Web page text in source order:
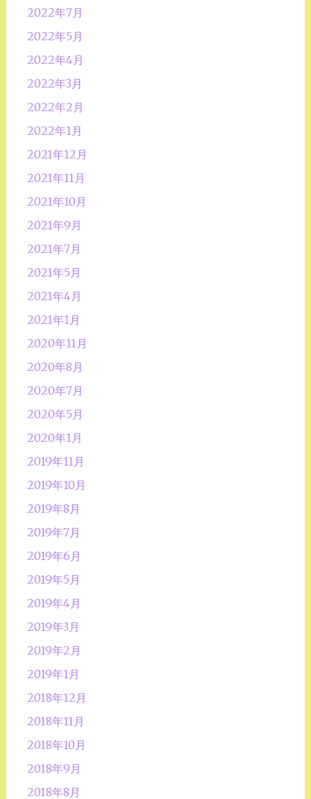
2022年7月
2022年5月
2022年4月
2022年3月
2022年2月
2022年1月
2021年12月
2021年11月
2021年10月
2021年9月
2021年7月
2021年5月
2021年4月
2021年1月
2020年11月
2020年8月
2020年7月
2020年5月
2020年1月
2019年11月
2019年10月
2019年8月
2019年7月
2019年6月
2019年5月
2019年4月
2019年3月
2019年2月
2019年1月
2018年12月
2018年11月
2018年10月
2018年9月
2018年8月